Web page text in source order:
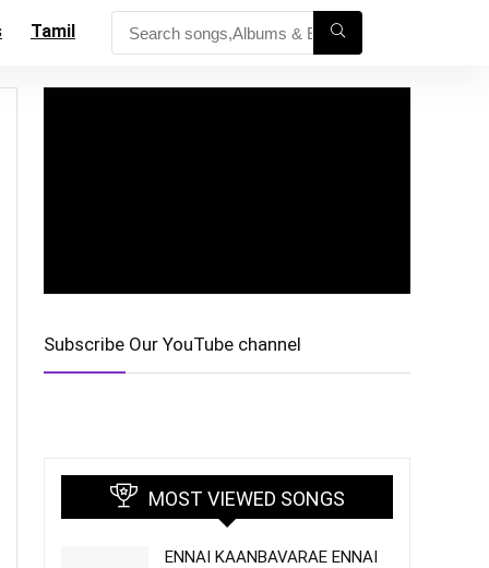
Tamil
Subscribe Our YouTube channel
MOST VIEWED SONGS
ENNAI KAANBAVARAE ENNAI